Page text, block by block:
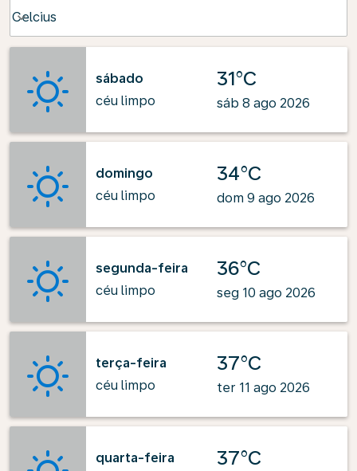
Celcius
keyboard_arrow_down
sábado
céu limpo
31°C
sáb 8 ago 2026
domingo
céu limpo
34°C
dom 9 ago 2026
segunda-feira
céu limpo
36°C
seg 10 ago 2026
terça-feira
céu limpo
37°C
ter 11 ago 2026
quarta-feira
37°C